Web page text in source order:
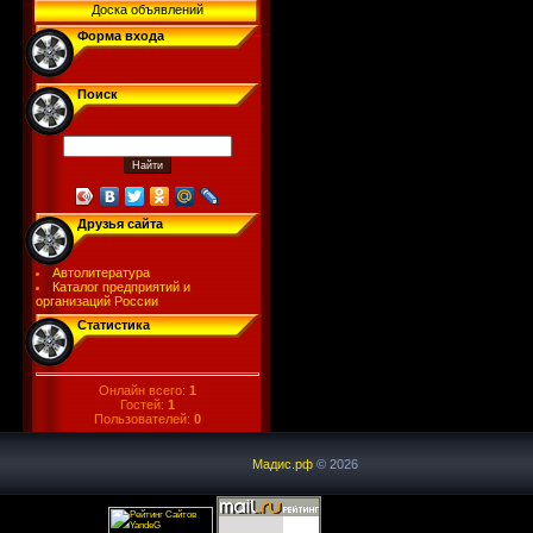
Доска объявлений
Форма входа
Поиск
Друзья сайта
Автолитература
Каталог предприятий и
организаций России
Статистика
Онлайн всего: 1
Гостей: 1
Пользователей: 0
Мадис.рф © 2026